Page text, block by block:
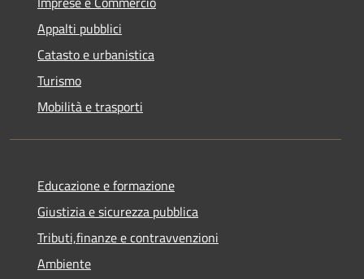
Appalti pubblici
Catasto e urbanistica
Turismo
Mobilità e trasporti
Educazione e formazione
Giustizia e sicurezza pubblica
Tributi,finanze e contravvenzioni
Ambiente